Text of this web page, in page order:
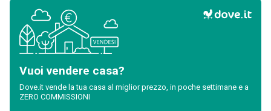
Vuoi vendere casa?
Dove.it vende la tua casa al miglior prezzo, in poche settimane e a
ZERO COMMISSIONI